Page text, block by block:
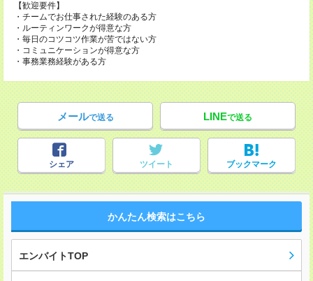
【歓迎要件】
・チームでお仕事された経験のある方
・ルーティンワークが得意な方
・毎日のコツコツ作業が苦ではない方
・コミュニケーションが得意な方
・事務業務経験がある方
メールで送る LINEで送る
シェア ツイート ブックマーク
かんたん検索はこちら
エンバイトTOP